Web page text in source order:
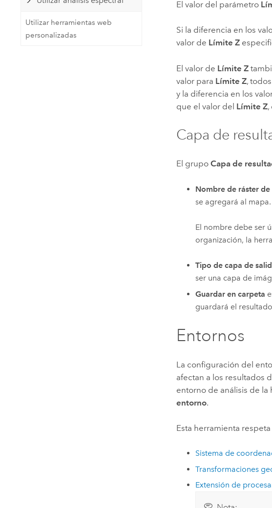
Utilizar herramientas web
personalizadas
El valor del parámetro
Si la diferencia en los
valor de Límite Z
El valor de Límite Z
valor para Límite Z,
y la diferencia en los
que el valor del Límite Z,
Capa de
El grupoCapa de
Nombre de ráster de
se agregará al mapa.
El nombre debe ser
organización, la
Tipo de capa de
ser una capa de
Guardar en carpeta
guardará el
Entornos
La configuración del
afectan a los resultados
entorno de análisis de
entorno.
Esta herramienta
Sistema de
Transformaciones
Extensión de